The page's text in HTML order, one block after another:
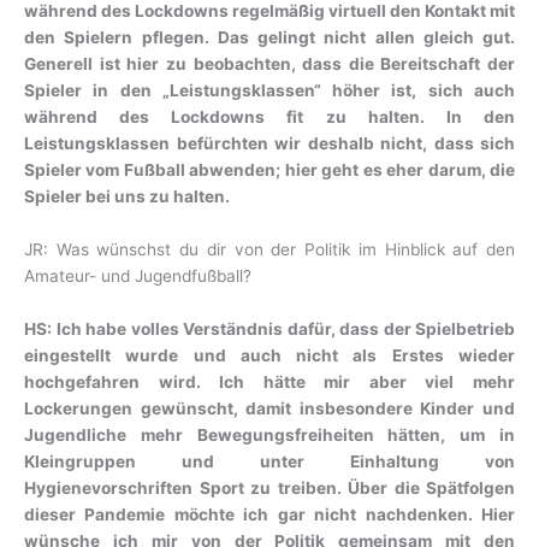
während des Lockdowns regelmäßig virtuell den Kontakt mit
den Spielern pflegen. Das gelingt nicht allen gleich gut.
Generell ist hier zu beobachten, dass die Bereitschaft der
Spieler in den „Leistungsklassen“ höher ist, sich auch
während des Lockdowns fit zu halten. In den
Leistungsklassen befürchten wir deshalb nicht, dass sich
Spieler vom Fußball abwenden; hier geht es eher darum, die
Spieler bei uns zu halten.
JR: Was wünschst du dir von der Politik im Hinblick auf den
Amateur- und Jugendfußball?
HS: Ich habe volles Verständnis dafür, dass der Spielbetrieb
eingestellt wurde und auch nicht als Erstes wieder
hochgefahren wird. Ich hätte mir aber viel mehr
Lockerungen gewünscht, damit insbesondere Kinder und
Jugendliche mehr Bewegungsfreiheiten hätten, um in
Kleingruppen und unter Einhaltung von
Hygienevorschriften Sport zu treiben. Über die Spätfolgen
dieser Pandemie möchte ich gar nicht nachdenken. Hier
wünsche ich mir von der Politik gemeinsam mit den